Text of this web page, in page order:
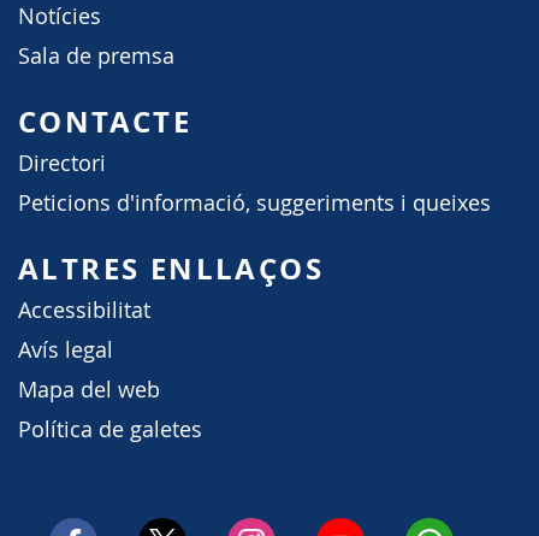
Notícies
Sala de premsa
CONTACTE
Directori
Peticions d'informació, suggeriments i queixes
ALTRES ENLLAÇOS
Accessibilitat
Avís legal
Mapa del web
Política de galetes